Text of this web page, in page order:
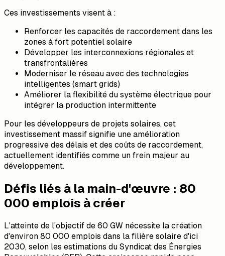
Ces investissements visent à :
Renforcer les capacités de raccordement dans les
zones à fort potentiel solaire
Développer les interconnexions régionales et
transfrontalières
Moderniser le réseau avec des technologies
intelligentes (smart grids)
Améliorer la flexibilité du système électrique pour
intégrer la production intermittente
Pour les développeurs de projets solaires, cet
investissement massif signifie une amélioration
progressive des délais et des coûts de raccordement,
actuellement identifiés comme un frein majeur au
développement.
Défis liés à la main-d'œuvre : 80
000 emplois à créer
L'atteinte de l'objectif de 60 GW nécessite la création
d'environ 80 000 emplois dans la filière solaire d'ici
2030, selon les estimations du Syndicat des Énergies